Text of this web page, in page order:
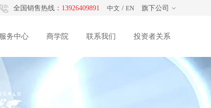
全国销售热线： 13926409891 中文 / EN 旗下公司
服务中心 商学院 联系我们 投资者关系